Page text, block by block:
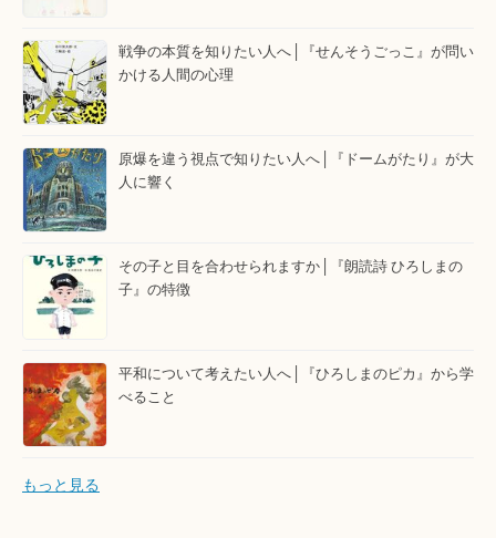
戦争の本質を知りたい人へ│『せんそうごっこ』が問い
かける人間の心理
原爆を違う視点で知りたい人へ│『ドームがたり』が大
人に響く
その子と目を合わせられますか│『朗読詩 ひろしまの
子』の特徴
平和について考えたい人へ│『ひろしまのピカ』から学
べること
もっと見る